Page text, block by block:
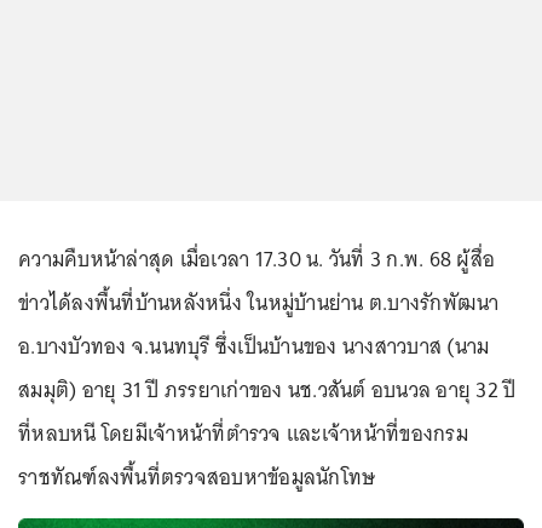
ความคืบหน้าล่าสุด เมื่อเวลา 17.30 น. วันที่ 3 ก.พ. 68 ผู้สื่อ
ข่าวได้ลงพื้นที่บ้านหลังหนึ่ง ในหมู่บ้านย่าน ต.บางรักพัฒนา
อ.บางบัวทอง จ.นนทบุรี ซึ่งเป็นบ้านของ นางสาวบาส (นาม
สมมุติ) อายุ 31 ปี ภรรยาเก่าของ นช.วสันต์ อบนวล อายุ 32 ปี
ที่หลบหนี โดยมีเจ้าหน้าที่ตำรวจ และเจ้าหน้าที่ของกรม
ราชทัณฑ์ลงพื้นที่ตรวจสอบหาข้อมูลนักโทษ